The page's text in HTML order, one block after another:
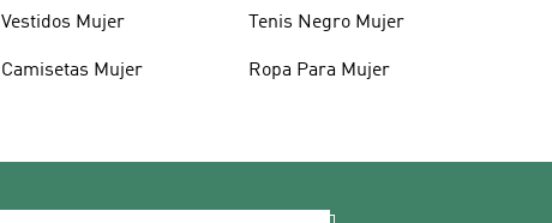
Vestidos Mujer
Camisetas Mujer
Tenis Negro Mujer
Ropa Para Mujer